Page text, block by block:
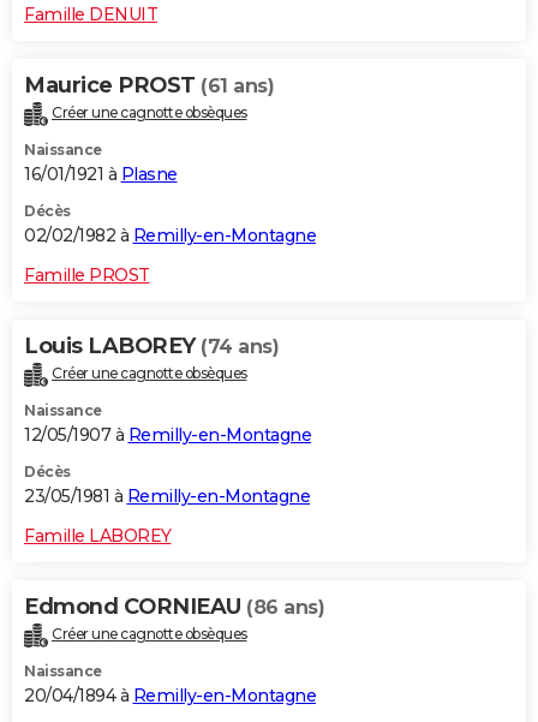
Famille DENUIT
Maurice PROST (61 ans)
Créer une cagnotte obsèques
Naissance
16/01/1921 à Plasne
Décès
02/02/1982 à Remilly-en-Montagne
Famille PROST
Louis LABOREY (74 ans)
Créer une cagnotte obsèques
Naissance
12/05/1907 à Remilly-en-Montagne
Décès
23/05/1981 à Remilly-en-Montagne
Famille LABOREY
Edmond CORNIEAU (86 ans)
Créer une cagnotte obsèques
Naissance
20/04/1894 à Remilly-en-Montagne